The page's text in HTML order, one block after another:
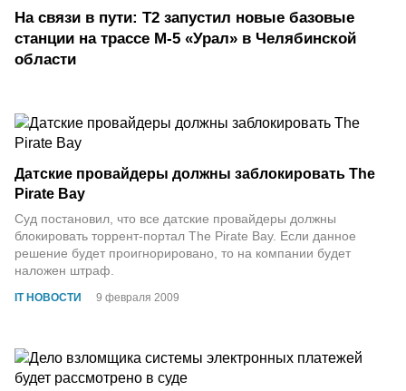
На связи в пути: Т2 запустил новые базовые
станции на трассе М-5 «Урал» в Челябинской
области
IT НОВОСТИ 9 февраля 2009
Датские провайдеры должны заблокировать The
Pirate Bay
Суд постановил, что все датские провайдеры должны
блокировать торрент-портал The Pirate Bay. Если данное
решение будет проигнорировано, то на компании будет
наложен штраф.